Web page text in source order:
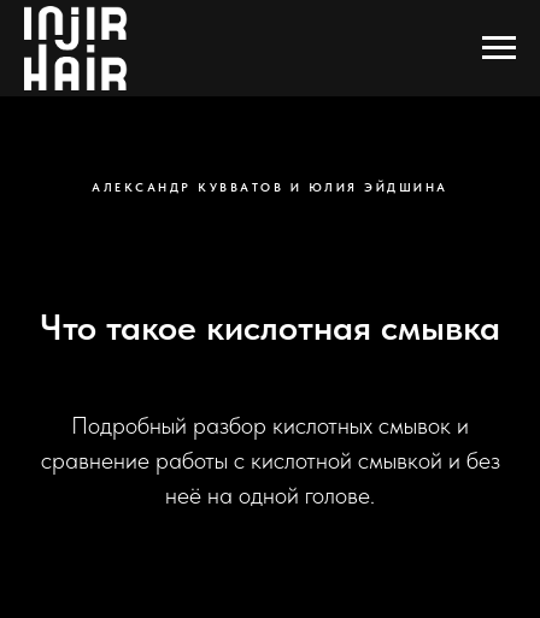
АЛЕКСАНДР КУВВАТОВ И ЮЛИЯ ЭЙДШИНА
Что такое кислотная смывка
Подробный разбор кислотных смывок и
сравнение работы с кислотной смывкой и без
неё на одной голове.